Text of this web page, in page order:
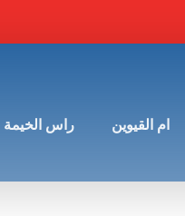
ام القيوين راس الخيمة